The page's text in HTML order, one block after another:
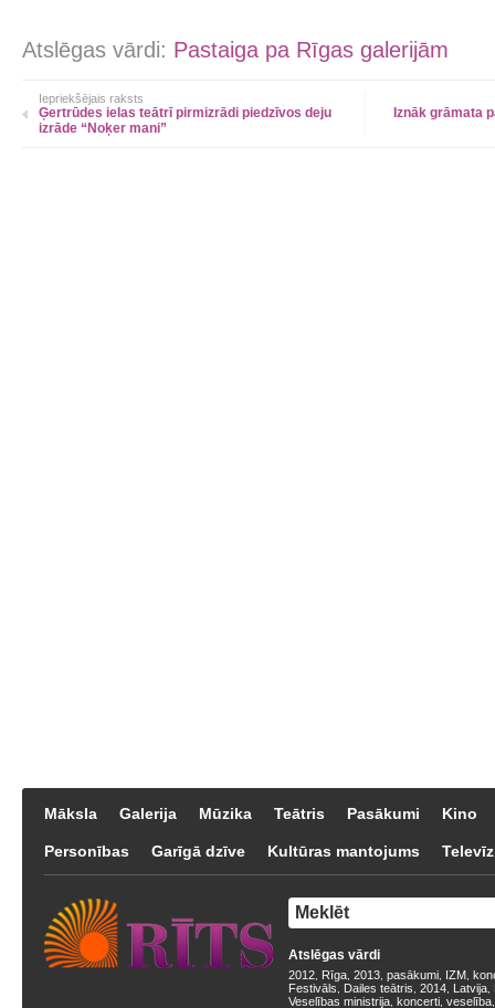
Atslēgas vārdi: Pastaiga pa Rīgas galerijām
Iepriekšējais raksts
Ģertrūdes ielas teātrī pirmizrādi piedzīvos deju
izrāde “Noķer mani”
Iznāk grāmata
Māksla Galerija Mūzika Teātris Pasākumi Kino
Personības Garīgā dzīve Kultūras mantojums
Atslēgas vārdi
2012 Rīga 2013 pasākumi IZM
Festivāls
Dailes teātris 2014 Latvija
Veselības ministrija koncerti veselība